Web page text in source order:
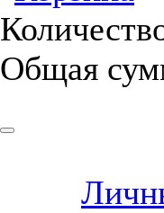
Общая